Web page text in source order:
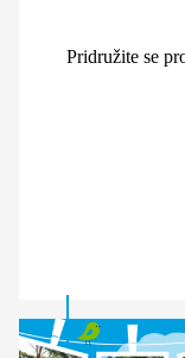
Pridružite se